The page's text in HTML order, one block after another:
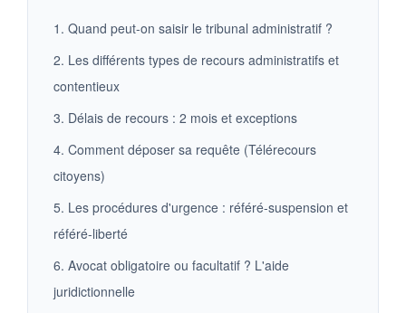
1. Quand peut-on saisir le tribunal administratif ?
2. Les différents types de recours administratifs et
contentieux
3. Délais de recours : 2 mois et exceptions
4. Comment déposer sa requête (Télérecours
citoyens)
5. Les procédures d'urgence : référé-suspension et
référé-liberté
6. Avocat obligatoire ou facultatif ? L'aide
juridictionnelle